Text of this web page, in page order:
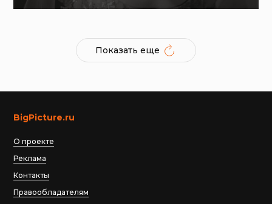
Показать еще
BigPicture.ru
О проекте
Реклама
Контакты
Правообладателям